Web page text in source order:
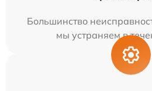
Большинство
мы устраняем в